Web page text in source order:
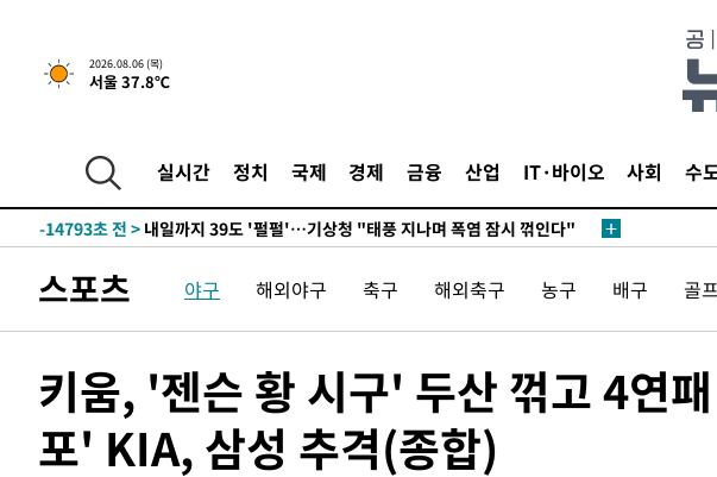
2026.08.06 (목)
서울 37.8℃
실시간 정치 국제 경제 금융 산업 IT·바이오 사회 수
-27753초 전 >[속보]코스닥, 800p 회복…0.26% 오른 801.67 마감
-27683초 전 > [속보]코스피, 301.88포인트(4.58%) 내린 6296.38 마감
-25147초 전 >
"여기 떨어졌다"…다누리, 스페이스X 로켓 달 충돌 흔적 포착
-22192초 전 >
-14793초 전 > 내일까지 39도 '펄펄'…기상청 "태풍 지나며 폭염 잠시 꺾인다"
-14408초 전 >
"美간섭에 합의 지연"…트럼프, '이란 호르무즈 통제권' 수용할까
-10928초 전 >[속보]산업장관 "李정부, 원전 반대 안해…안정 전력 위해 불가피"
-9012초 전 >[속보]산업장관 "美무역법 제301조 과잉생산 결과 발표 8월 중 예상
-8805초 전 >[속보]코스피 매도사이드카 발동…4%대 급락
-8077초 전 >[속보]전남광주 초대 시민추천 부시장에 백승주·윤난실
스포츠 야구 해외야구 축구 해외축구 농구 배구 골프
키움, '젠슨 황 시구' 두산 꺾고 4연
포' KIA, 삼성 추격(종합)